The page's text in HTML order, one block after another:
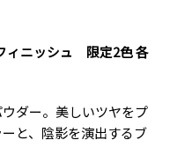
ィニッシュ 限定2色 各
ダー。美しいツヤをプ
と、陰影を演出するブ